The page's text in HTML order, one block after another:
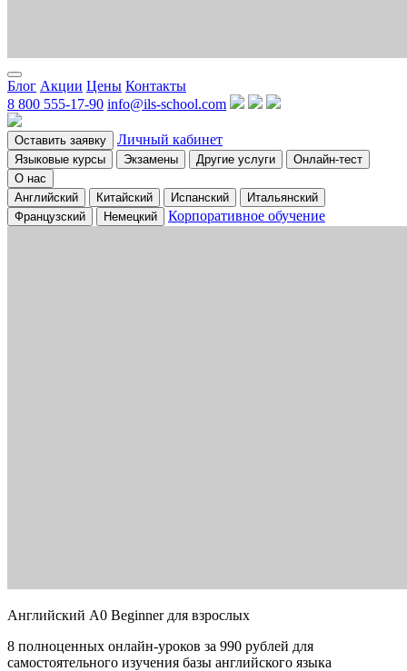
Блог Акции Цены Контакты
8 800 555-17-90 info@ils-school.com
Оставить заявку Личный кабинет
Языковые курсы Экзамены Другие услуги
Онлайн-тест
О нас
Английский
Китайский Испанский
Итальянский
Французский
Немецкий Корпоративное обучение
Английский A0 Beginner для взрослых
8 полноценных онлайн-уроков за 990 рублей для
самостоятельного изучения базы английского языка